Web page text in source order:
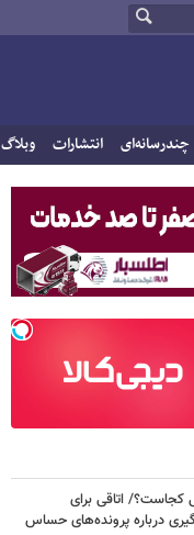
چندرسانه‌ای انتشارات وبلاگ
کجاست؟/ اتاقی برای
درباره پرونده‌های حساس